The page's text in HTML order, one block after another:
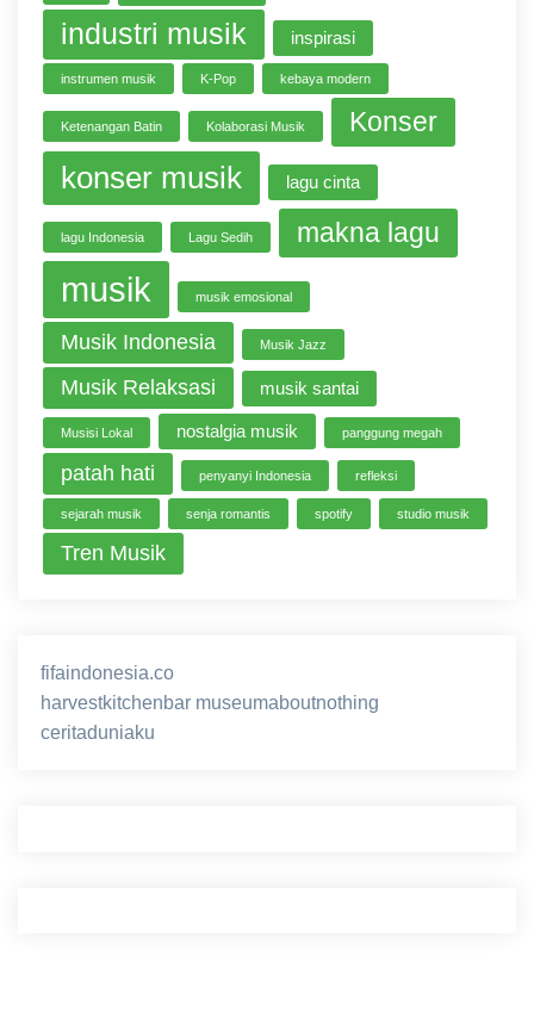
industri musik inspirasi
instrumen musik K-Pop kebaya modern
Ketenangan Batin Kolaborasi Musik Konser
konser musik lagu cinta
lagu Indonesia Lagu Sedih makna lagu
musik musik emosional
Musik Indonesia Musik Jazz
Musik Relaksasi musik santai
Musisi Lokal nostalgia musik panggung megah
patah hati penyanyi Indonesia refleksi
sejarah musik senja romantis spotify studio musik
Tren Musik
fifaindonesia.co
harvestkitchenbar museumaboutnothing
ceritaduniaku